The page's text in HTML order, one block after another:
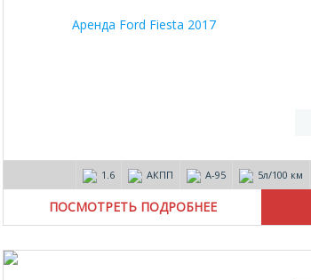
1.6 АКПП А-95 5л/100 км
ПОСМОТРЕТЬ ПОДРОБНЕЕ